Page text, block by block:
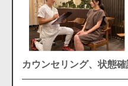
カウンセリング、状態